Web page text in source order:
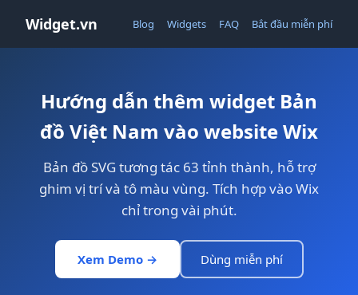
Widget.vn Blog Widgets FAQ Bắt đầu miễn phí
Hướng dẫn thêm widget Bản
đồ Việt Nam vào website Wix
Bản đồ SVG tương tác 63 tỉnh thành, hỗ trợ
ghim vị trí và tô màu vùng. Tích hợp vào Wix
chỉ trong vài phút.
Xem Demo → Dùng miễn phí